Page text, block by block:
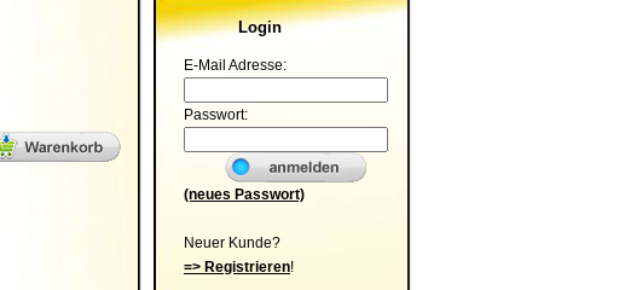
Login
E-Mail Adresse:
Passwort:
(neues Passwort)
Neuer Kunde?
=> Registrieren!